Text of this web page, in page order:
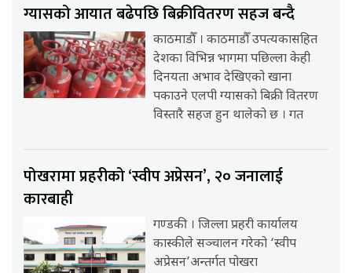
ग्यासको आयात बढेपछि बिक्रीवितरण सहज बन्दै
काठमाडौँ । काठमाडौँ उपत्यकासहित
देशका विभिन्न भागमा पछिल्ला केही
दिनयता अभाव देखिएको खाना
पकाउने एलपी ग्यासको बिक्री वितरण
विस्तारै सहज हुन थालेको छ । गत
पोखरामा प्रहरीको ‘स्वीप अप्रेसन’, २० जनालाई
कारबाही
गण्डकी । जिल्ला प्रहरी कार्यालय
कास्कीले सञ्चालन गरेको ‘स्वीप
अप्रेसन’अन्तर्गत पोखरा